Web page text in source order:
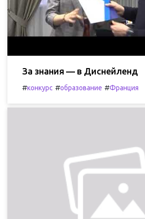
За знания — в Диснейленд
#конкурс #образование #Франция